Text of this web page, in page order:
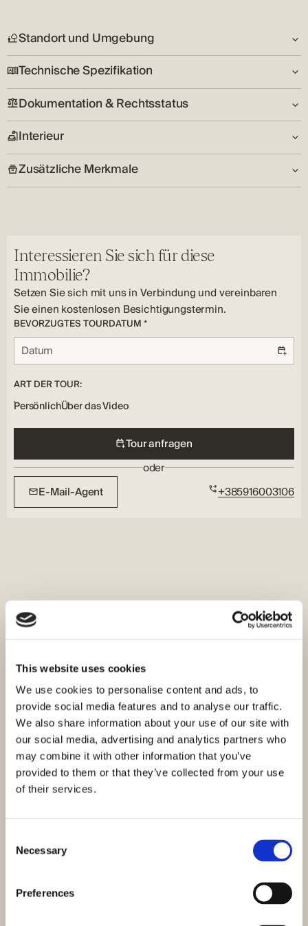
This website uses cookies
We use cookies to personalise content and ads, to
provide social media features and to analyse our traffic.
We also share information about your use of our site with
our social media, advertising and analytics partners who
may combine it with other information that you’ve
provided to them or that they’ve collected from your use
of their services.
Selection
Necessary
Preferences
Standort und Umgebung
Umwelt:
Friedlich, Touristisches Gebiet
Land:
HR
Technische Spezifikation
Zustand:
Gut
Versorgungsunternehmen:
Elektrizität, Wasser, Internet
Bodenbelag Typ:
Dokumentation & Rechtsstatus
Eigentumsurkunde:
Ja
Schlüssel im Besitz:
Interieur
Anzahl der Schlafzimmer:
Anzahl der Badezimmer:
Ja
Zusätzliche Merkmale
Interessieren Sie sich für diese
Immobilie?
Setzen Sie sich mit uns in Verbindung und vereinbaren
Sie einen kostenlosen Besichtigungstermin.
BEVORZUGTES TOURDATUM *
ART DER TOUR:
PersönlichÜber das Video
Tour anfragen
oder
E-Mail-Agent
+385916003106